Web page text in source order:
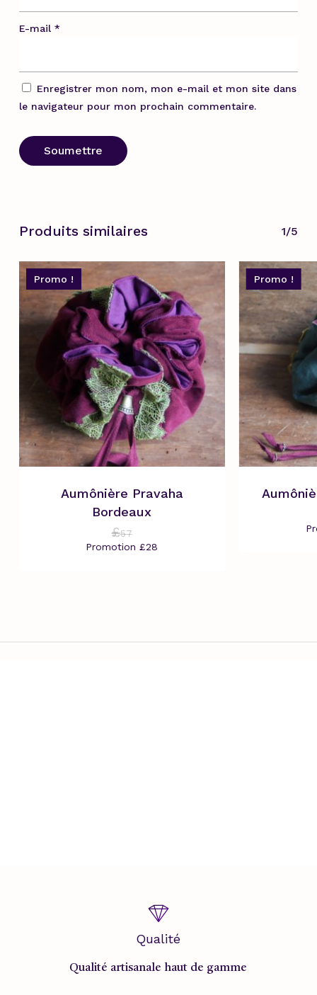
E-mail *
Enregistrer mon nom, mon e-mail et mon site dans
le navigateur pour mon prochain commentaire.
Produits similaires 1/5
Promo !
Aumônière Pravaha
Bordeaux
£57
Promotion£28
Promo !
Qualité
Qualité artisanale haut de gamme